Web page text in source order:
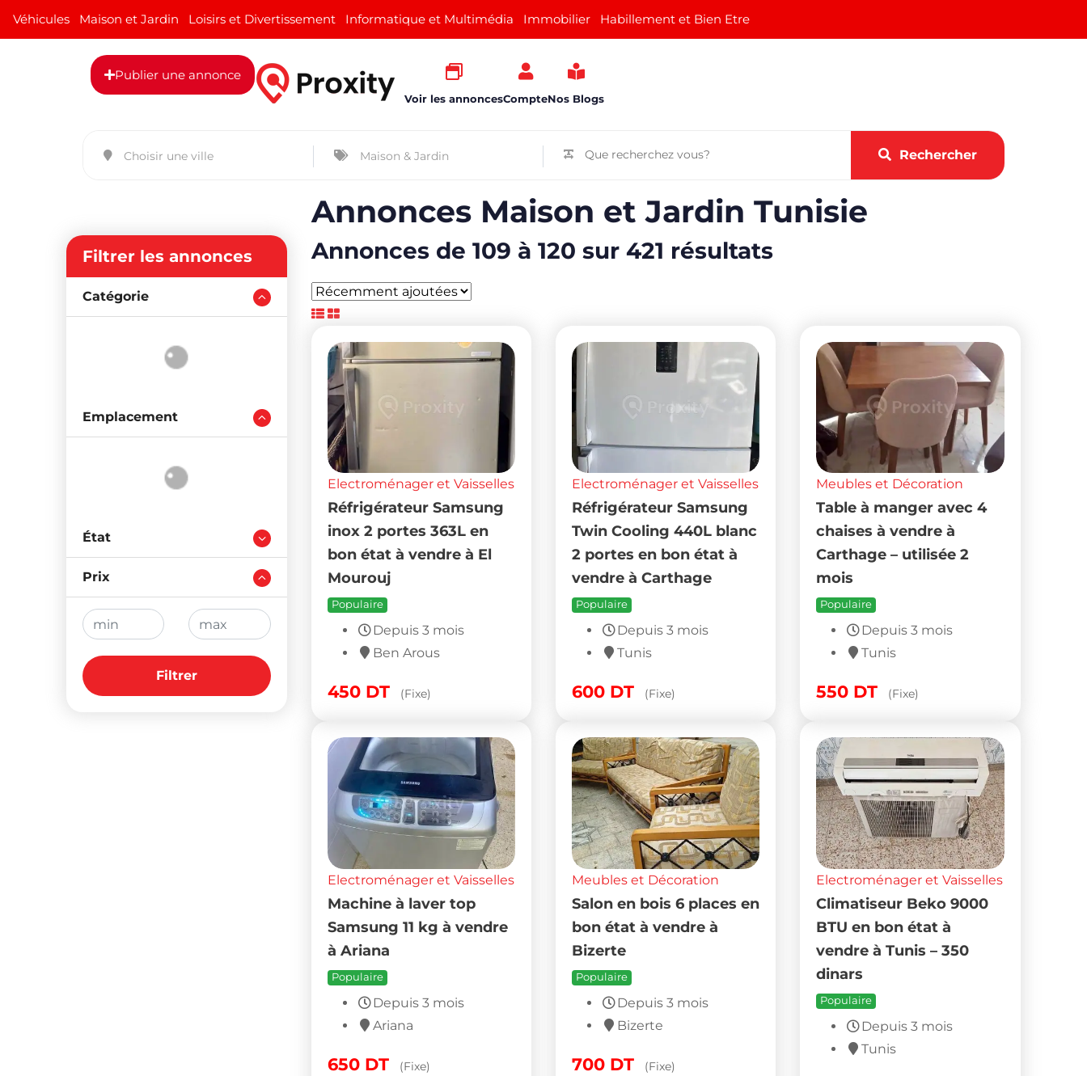
Véhicules Maison et Jardin Loisirs et Divertissement Informatique et Multimédia Immobilier Habillement et Bien Etre
Publier une annonce
Voir les annoncesCompteNos Blogs
Rechercher
Filtrer les annonces
Catégorie
Emplacement
État
Prix
Filtrer
Annonces Maison et Jardin Tunisie
Annonces de 109 à 120 sur 421 résultats
Electroménager et Vaisselles
Réfrigérateur Samsung
inox 2 portes 363L en
bon état à vendre à El
Mourouj
Populaire
Depuis 3 mois
Ben Arous
450 DT (Fixe)
Electroménager et Vaisselles
Réfrigérateur Samsung
Twin Cooling 440L blanc
2 portes en bon état à
vendre à Carthage
Populaire
Depuis 3 mois
Tunis
600 DT (Fixe)
Meubles et Décoration
Table à manger avec 4
chaises à vendre à
Carthage – utilisée 2
mois
Populaire
Depuis 3 mois
Tunis
550 DT (Fixe)
Electroménager et Vaisselles
Machine à laver top
Samsung 11 kg à vendre
à Ariana
Populaire
Depuis 3 mois
Ariana
650 DT (Fixe)
Meubles et Décoration
Salon en bois 6 places en
bon état à vendre à
Bizerte
Populaire
Depuis 3 mois
Bizerte
700 DT (Fixe)
Electroménager et Vaisselles
Climatiseur Beko 9000
BTU en bon état à
vendre à Tunis – 350
dinars
Populaire
Depuis 3 mois
Tunis